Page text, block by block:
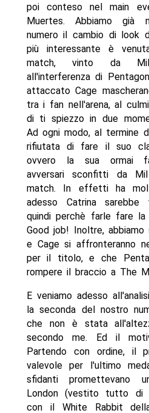
poi conteso nel main
Muertes. Abbiamo già
numero il cambio di look
più interessante è
match, vinto da
all'interferenza di
attaccato Cage
tra i fan nell'arena, al
di ti spiezzo in due
Ad ogni modo, al termine
rifiutata di fare il suo
ovvero la sua ormai
avversari sconfitti da
match. In effetti ha
adesso Catrina
quindi perchè farle fare la
Good job! Inoltre,
e Cage si affronteranno
per il titolo, e che
rompere il braccio a The
E veniamo adesso
la seconda del nostro
che non è stata
secondo me. Ed il
Partendo con ordine, il
valevole per l'ultimo
sfidanti promettevano
London (vestito tutto di
con il White Rabbit